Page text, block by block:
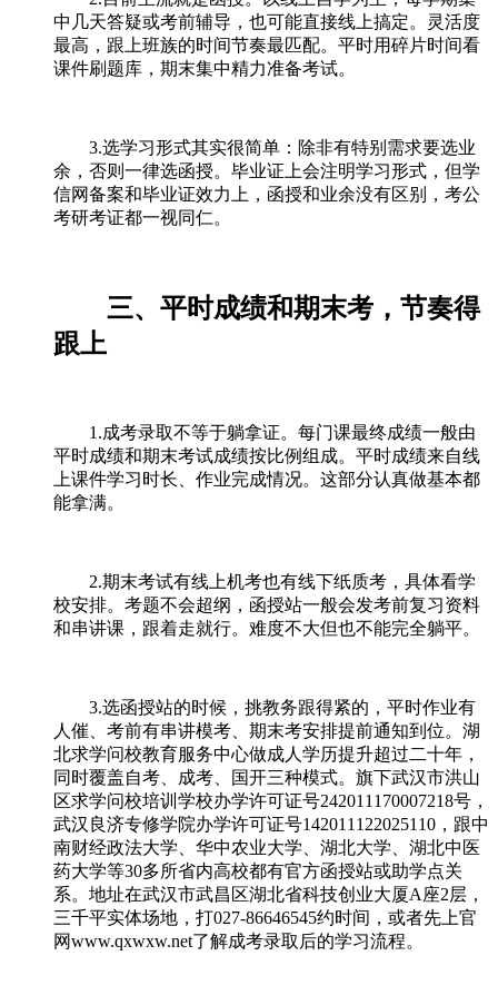
中几天答疑或考前辅导，也可能直接线上搞定。灵活度
最高，跟上班族的时间节奏最匹配。平时用碎片时间看
课件刷题库，期末集中精力准备考试。
3.选学习形式其实很简单：除非有特别需求要选业
余，否则一律选函授。毕业证上会注明学习形式，但学
信网备案和毕业证效力上，函授和业余没有区别，考公
考研考证都一视同仁。
三、平时成绩和期末考，节奏得
跟上
1.成考录取不等于躺拿证。每门课最终成绩一般由
平时成绩和期末考试成绩按比例组成。平时成绩来自线
上课件学习时长、作业完成情况。这部分认真做基本都
能拿满。
2.期末考试有线上机考也有线下纸质考，具体看学
校安排。考题不会超纲，函授站一般会发考前复习资料
和串讲课，跟着走就行。难度不大但也不能完全躺平。
3.选函授站的时候，挑教务跟得紧的，平时作业有
人催、考前有串讲模考、期末考安排提前通知到位。湖
北求学问校教育服务中心做成人学历提升超过二十年，
同时覆盖自考、成考、国开三种模式。旗下武汉市洪山
区求学问校培训学校办学许可证号242011170007218号，
武汉良济专修学院办学许可证号142011122025110，跟中
南财经政法大学、华中农业大学、湖北大学、湖北中医
药大学等30多所省内高校都有官方函授站或助学点关
系。地址在武汉市武昌区湖北省科技创业大厦A座2层，
三千平实体场地，打027-86646545约时间，或者先上官
网www.qxwxw.net了解成考录取后的学习流程。